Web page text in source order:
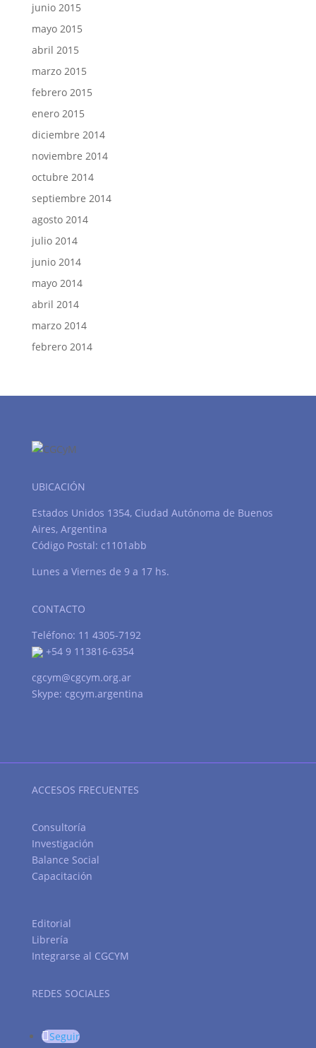
junio 2015
mayo 2015
abril 2015
marzo 2015
febrero 2015
enero 2015
diciembre 2014
noviembre 2014
octubre 2014
septiembre 2014
agosto 2014
julio 2014
junio 2014
mayo 2014
abril 2014
marzo 2014
febrero 2014
UBICACIÓN
Estados Unidos 1354, Ciudad Autónoma de Buenos
Aires, Argentina
Código Postal: c1101abb
Lunes a Viernes de 9 a 17 hs.
CONTACTO
Teléfono: 11 4305-7192
+54 9 113816-6354
cgcym@cgcym.org.ar
Skype: cgcym.argentina
ACCESOS FRECUENTES
Consultoría
Investigación
Balance Social
Capacitación
Editorial
Librería
Integrarse al CGCYM
REDES SOCIALES
Seguir